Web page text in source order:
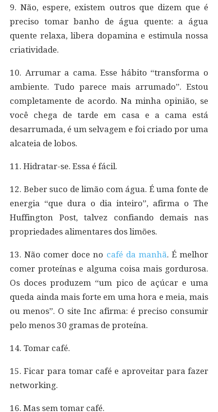
9. Não, espere, existem outros que dizem que é
preciso tomar banho de água quente: a água
quente relaxa, libera dopamina e estimula nossa
criatividade.
10. Arrumar a cama. Esse hábito “transforma o
ambiente. Tudo parece mais arrumado”. Estou
completamente de acordo. Na minha opinião, se
você chega de tarde em casa e a cama está
desarrumada, é um selvagem e foi criado por uma
alcateia de lobos.
11. Hidratar-se. Essa é fácil.
12. Beber suco de limão com água. É uma fonte de
energia “que dura o dia inteiro”, afirma o The
Huffington Post, talvez confiando demais nas
propriedades alimentares dos limões.
13. Não comer doce no café da manhã. É melhor
comer proteínas e alguma coisa mais gordurosa.
Os doces produzem “um pico de açúcar e uma
queda ainda mais forte em uma hora e meia, mais
ou menos”. O site Inc afirma: é preciso consumir
pelo menos 30 gramas de proteína.
14. Tomar café.
15. Ficar para tomar café e aproveitar para fazer
networking.
16. Mas sem tomar café.